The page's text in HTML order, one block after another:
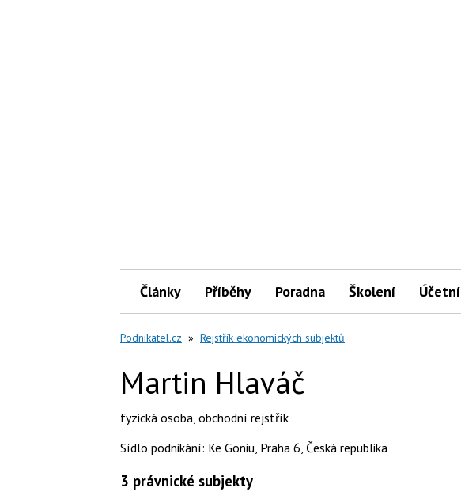
Články Příběhy Poradna Školení Účetní
Podnikatel.cz » Rejstřík ekonomických subjektů
Martin Hlaváč
fyzická osoba obchodní rejstřík
Sídlo podnikání: Ke Goniu, Praha 6, Česká republika
3 právnické subjekty